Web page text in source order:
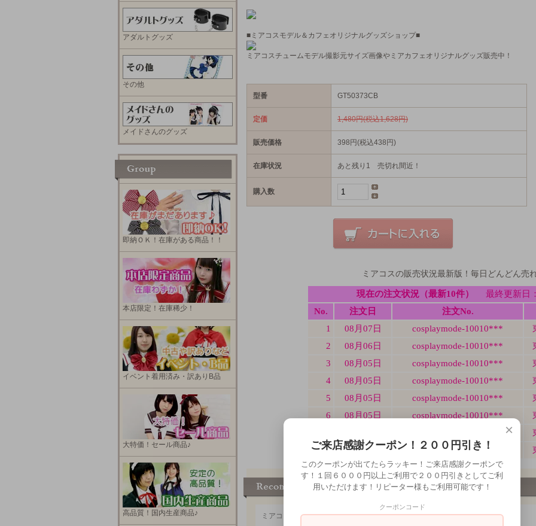
■ミアコスモデル＆カフェオリジナルグッズショップ■
ミアコスチュームモデル撮影元サイズ画像やミアカフェオリジナルグッズ販売中！
型番 GT50373CB
定価 1,480円(税込1,628円)
販売価格 398円(税込438円)
在庫状況 あと残り1 売切れ間近！
購入数
ミアコスの販売状況最新版！毎日どんどん売
ミアコス本店の「超絶おすすめ商品！！です！」価格と品質に絶対の自信！
アダルトグッズ
その他
メイドさんのグッズ
即納ＯＫ！在庫がある商品！！
本店限定！在庫稀少！
イベント着用済み・訳ありB品
大特価！セール商品♪
高品質！国内生産商品♪
×
ご来店感謝クーポン！２００円引き！
このクーポンが出てたらラッキー！ご来店感謝クーポンで
す！１回６０００円以上ご利用で２００円引きとしてご利
用いただけます！リピーター様もご利用可能です！
クーポンコード